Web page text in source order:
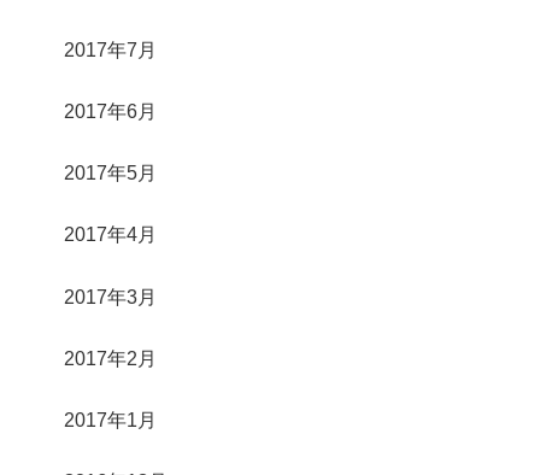
2017年7月
2017年6月
2017年5月
2017年4月
2017年3月
2017年2月
2017年1月